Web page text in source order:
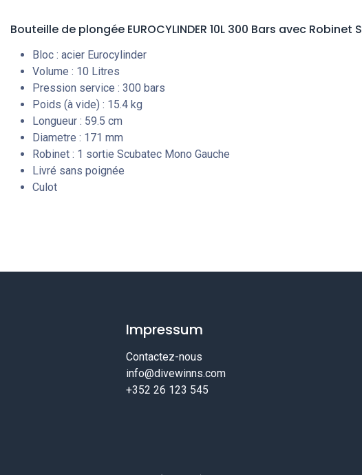
Bouteille de plongée EUROCYLINDER 10L 300 Bars avec Robinet
Bloc : acier Eurocylinder
Volume : 10 Litres
Pression service : 300 bars
Poids (à vide) : 15.4 kg
Longueur : 59.5 cm
Diametre : 171 mm
Robinet : 1 sortie Scubatec Mono Gauche
Livré sans poignée
Culot
Impressum
Contactez-nous
info@divewinns.com
+352 26 123 545